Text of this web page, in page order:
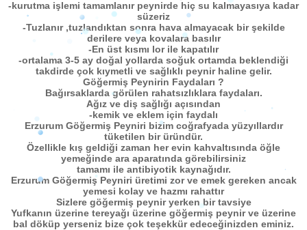
-kurutma işlemi tamamlanır peynirde hiç su kalmayasıya kadar
süzeriz
-Tuzlanır ,tuzlandıktan sonra hava almayacak bir şekilde
derilere veya kovalara basılır
-En üst kısmı lor ile kapatılır
-ortalama 3-5 ay doğal yollarda soğuk ortamda beklendiği
takdirde çok kıymetli ve sağlıklı peynir haline gelir.
Göğermiş Peynirin Faydaları ?
Bağırsaklarda görülen rahatsızlıklara faydaları.
Ağız ve diş sağlığı açısından
-kemik ve eklem için faydalı
Erzurum Göğermiş Peyniri bizim coğrafyada yüzyıllardır
tüketilen bir üründür.
Özellikle kış geldiği zaman her evin kahvaltısında öğle
yemeğinde ara aparatında görebilirsiniz
tamamı ile antibiyotik kaynağıdır.
Erzurum Göğermiş Peyniri üretimi zor ve emek gereken ancak
yemesi kolay ve hazmı rahattır
Sizlere göğermiş peynir yerken bir tavsiye
Yufkanın üzerine tereyağı üzerine göğermiş peynir ve üzerine
bal döküp yerseniz bize çok teşekkür edeceğinizden eminiz.